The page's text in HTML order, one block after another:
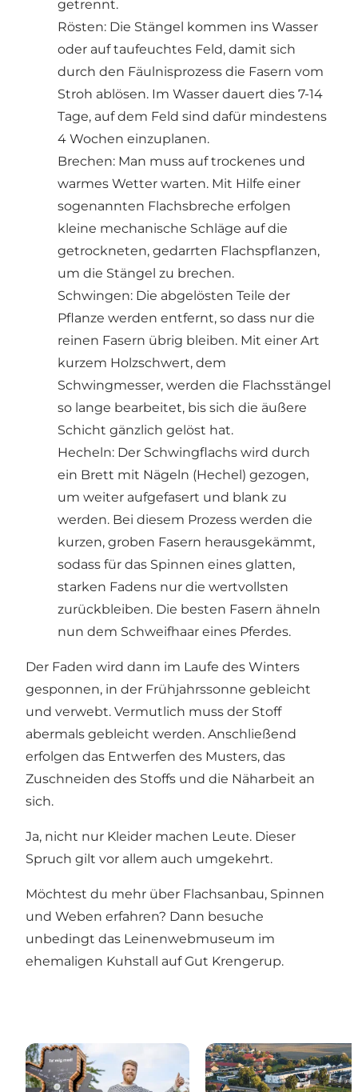
getrennt.
Rösten: Die Stängel kommen ins Wasser
oder auf taufeuchtes Feld, damit sich
durch den Fäulnisprozess die Fasern vom
Stroh ablösen. Im Wasser dauert dies 7-14
Tage, auf dem Feld sind dafür mindestens
4 Wochen einzuplanen.
Brechen: Man muss auf trockenes und
warmes Wetter warten. Mit Hilfe einer
sogenannten Flachsbreche erfolgen
kleine mechanische Schläge auf die
getrockneten, gedarrten Flachspflanzen,
um die Stängel zu brechen.
Schwingen: Die abgelösten Teile der
Pflanze werden entfernt, so dass nur die
reinen Fasern übrig bleiben. Mit einer Art
kurzem Holzschwert, dem
Schwingmesser, werden die Flachsstängel
so lange bearbeitet, bis sich die äußere
Schicht gänzlich gelöst hat.
Hecheln: Der Schwingflachs wird durch
ein Brett mit Nägeln (Hechel) gezogen,
um weiter aufgefasert und blank zu
werden. Bei diesem Prozess werden die
kurzen, groben Fasern herausgekämmt,
sodass für das Spinnen eines glatten,
starken Fadens nur die wertvollsten
zurückbleiben. Die besten Fasern ähneln
nun dem Schweifhaar eines Pferdes.
Der Faden wird dann im Laufe des Winters
gesponnen, in der Frühjahrssonne gebleicht
und verwebt. Vermutlich muss der Stoff
abermals gebleicht werden. Anschließend
erfolgen das Entwerfen des Musters, das
Zuschneiden des Stoffs und die Näharbeit an
sich.
Ja, nicht nur Kleider machen Leute. Dieser
Spruch gilt vor allem auch umgekehrt.
Möchtest du mehr über Flachsanbau, Spinnen
und Weben erfahren? Dann besuche
unbedingt das Leinenwebmuseum im
ehemaligen Kuhstall auf Gut Krengerup.